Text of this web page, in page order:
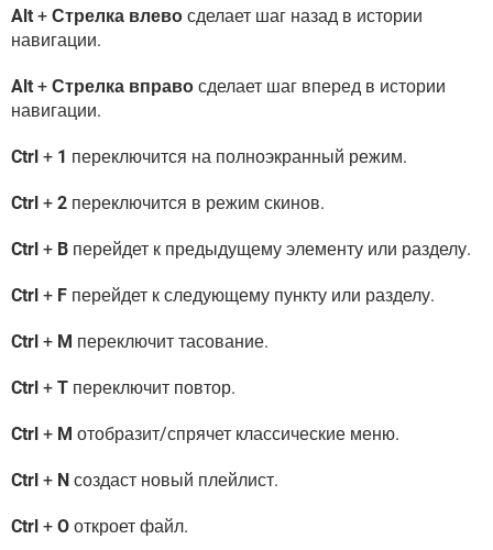
Alt + Стрелка влево сделает шаг назад в истории
навигации.
Alt + Стрелка вправо сделает шаг вперед в истории
навигации.
Ctrl + 1 переключится на полноэкранный режим.
Ctrl + 2 переключится в режим скинов.
Ctrl + B перейдет к предыдущему элементу или разделу.
Ctrl + F перейдет к следующему пункту или разделу.
Ctrl + M переключит тасование.
Ctrl + T переключит повтор.
Ctrl + M отобразит/спрячет классические меню.
Ctrl + N создаст новый плейлист.
Ctrl + O откроет файл.